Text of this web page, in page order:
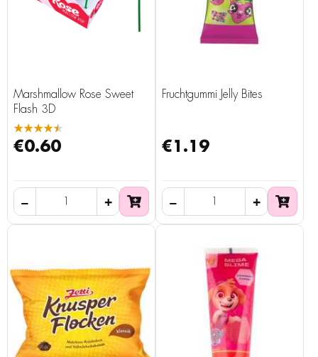
Marshmallow Rose Sweet
Flash 3D
★★★★★
€0.60
Fruchtgummi Jelly Bites
€1.19